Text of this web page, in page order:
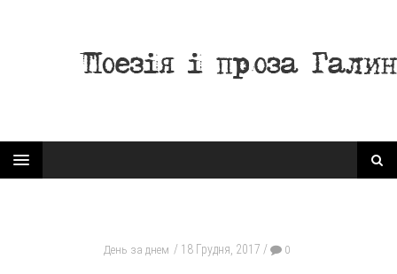
День за днем 18 Грудня, 2017 0